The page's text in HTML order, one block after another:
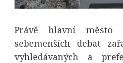
Právě hlavní město
sebemenších debat
vyhledávaných a